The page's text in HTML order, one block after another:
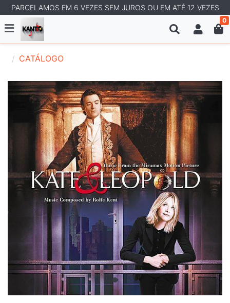
PARCELAMOS EM 6 VEZES SEM JUROS OU EM ATÉ 12 VEZES
0
CATÁLOGO